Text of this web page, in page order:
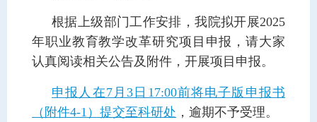
根据上级部门工作安排，我院拟开展2025
年职业教育教学改革研究项目申报，请大家
认真阅读相关公告及附件，开展项目申报。
申报人在7月3日17:00前将电子版申报书
（附件4-1）提交至科研处 ，逾期不予受理。